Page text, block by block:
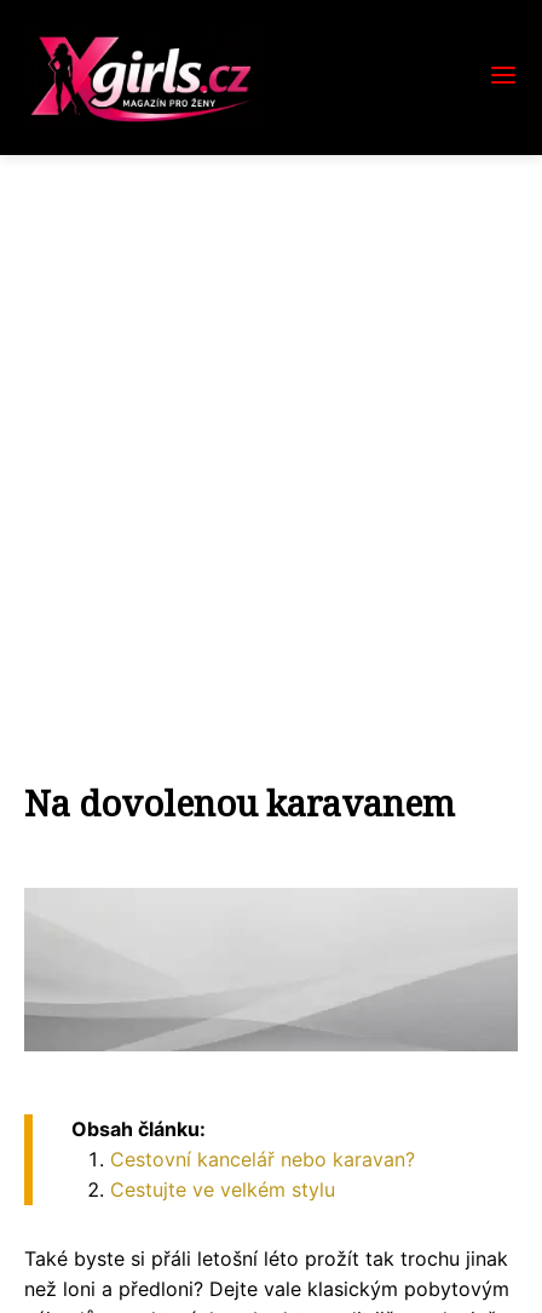
Na dovolenou karavanem
Obsah článku:
Cestovní kancelář nebo karavan?
Cestujte ve velkém stylu
Také byste si přáli letošní léto prožít tak trochu jinak
než loni a předloni? Dejte vale klasickým pobytovým